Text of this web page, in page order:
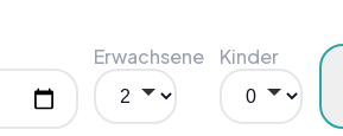
Erwachsene Kinder